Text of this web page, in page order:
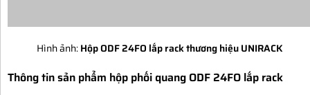
Hình ảnh:Hộp ODF 24FO lắp rack thương hiệu UNIRACK
Thông tin sản phẩm hộp phối quang ODF 24FO lắp rack